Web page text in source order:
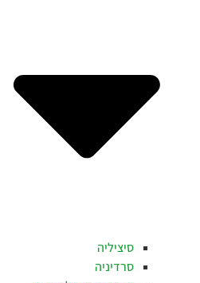
סיציליה
סרדיניה